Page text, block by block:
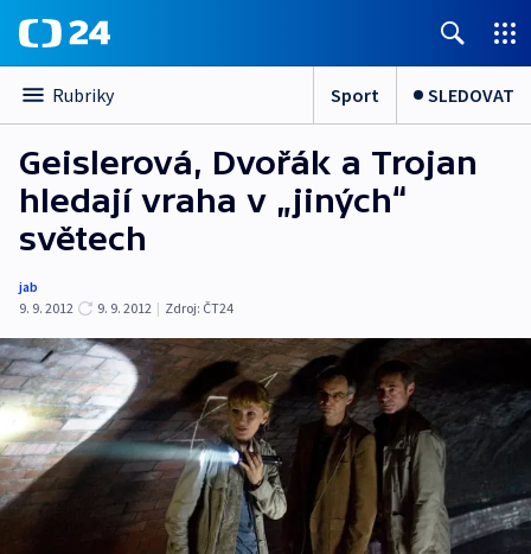
Rubriky Sport SLEDOVAT
Geislerová, Dvořák a Trojan
hledají vraha v „jiných“
světech
jab
9. 9. 2012
9. 9. 2012 | Zdroj: ČT24